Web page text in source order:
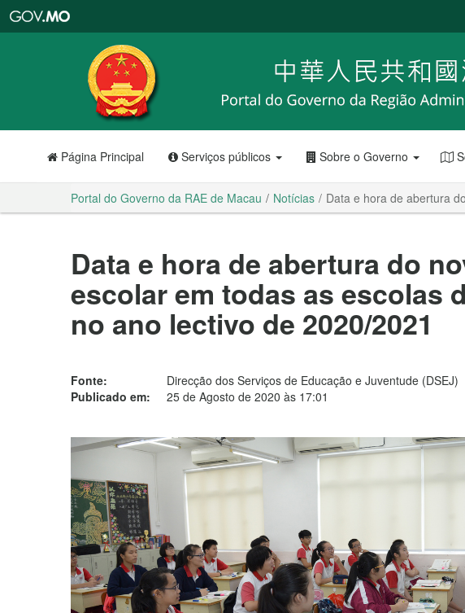
RAE
de
Macau
Página Principal Serviços públicos Sobre o Governo
Portal do Governo da RAE de Macau Notícias Data e hora de abertura
Data e hora de abertura do
escolar em todas as escolas
no ano lectivo de 2020/2021
Fonte:
Direcção dos Serviços de Educação e Juventude (DSEJ)
Publicado em:
25 de Agosto de 2020 às 17:01